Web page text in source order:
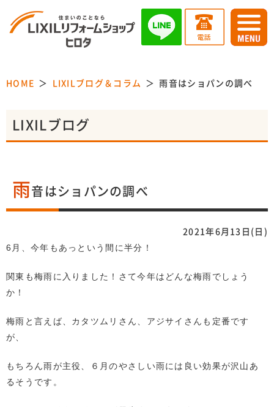
HOME LIXILブログ＆コラム 雨音はショパンの調べ
LIXILブログ
雨音はショパンの調べ
2021年6月13日(日)
6月、今年もあっという間に半分！
関東も梅雨に入りました！さて今年はどんな梅雨でしょう
か！
梅雨と言えば、カタツムリさん、アジサイさんも定番です
が、
もちろん雨が主役、６月のやさしい雨には良い効果が沢山あ
るそうです。